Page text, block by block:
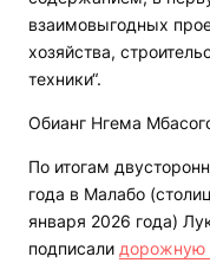
взаимовыгодных
хозяйства,
техники“.
Обианг Нгема
По итогам
года в Малабо
января 2026 года)
подписали дорожную